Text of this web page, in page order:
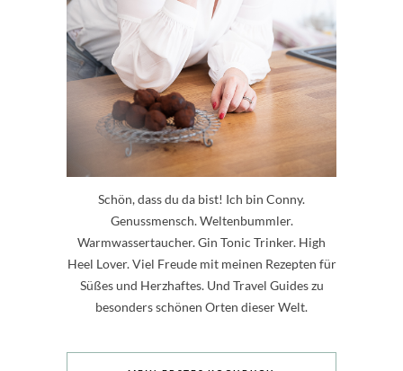
Schön, dass du da bist! Ich bin Conny.
Genussmensch. Weltenbummler.
Warmwassertaucher. Gin Tonic Trinker. High
Heel Lover. Viel Freude mit meinen Rezepten für
Süßes und Herzhaftes. Und Travel Guides zu
besonders schönen Orten dieser Welt.